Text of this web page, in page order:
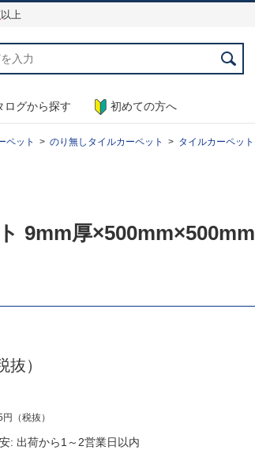
以上
ログから探す 初めての方へ
ペット のり無しタイルカーペット タイルカーペッ
9mm厚
抜）
（税抜）
: 出荷から1～2営業日以内